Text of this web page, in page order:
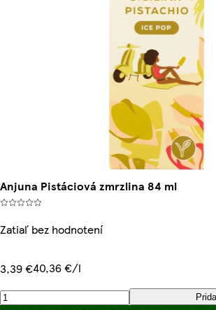
Anjuna Pistáciová zmrzlina 84 ml
Zatiaľ bez hodnotení
3,39 €40,36 €/l